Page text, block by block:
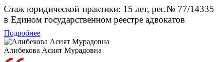
Стаж юридической практики: 15 лет, рег.№ 77/14335
в Едином государственном реестре адвокатов
Подробнее
Алибекова Асият Мурадовна